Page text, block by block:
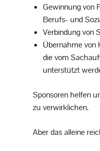
Gewinnung von
Berufs- und
Verbindung von
Übernahme von
die vom
unterstützt
Sponsoren helfen
zu verwirklichen.
Aber das alleine